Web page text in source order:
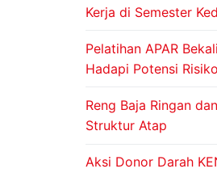
Kerja di Semester
Pelatihan APAR
Hadapi Potensi
Reng Baja Ringan
Struktur Atap
Aksi Donor Darah